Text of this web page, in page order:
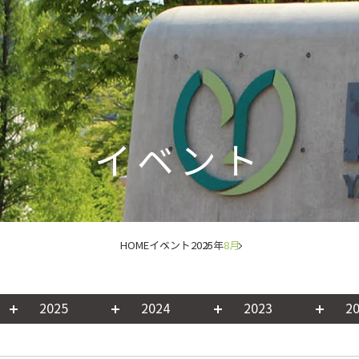
イベント
HOMEイベント2025年8月
2025 2024 2023